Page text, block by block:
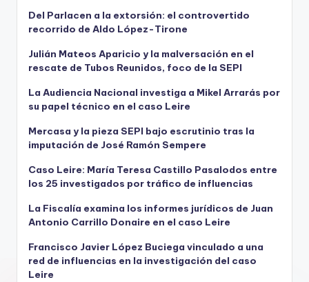
Del Parlacen a la extorsión: el controvertido
recorrido de Aldo López-Tirone
Julián Mateos Aparicio y la malversación en el
rescate de Tubos Reunidos, foco de la SEPI
La Audiencia Nacional investiga a Mikel Arrarás por
su papel técnico en el caso Leire
Mercasa y la pieza SEPI bajo escrutinio tras la
imputación de José Ramón Sempere
Caso Leire: María Teresa Castillo Pasalodos entre
los 25 investigados por tráfico de influencias
La Fiscalía examina los informes jurídicos de Juan
Antonio Carrillo Donaire en el caso Leire
Francisco Javier López Buciega vinculado a una
red de influencias en la investigación del caso
Leire